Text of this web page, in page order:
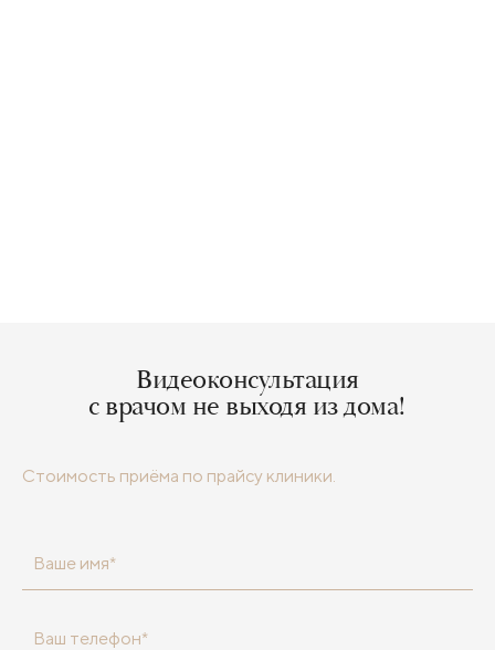
Видеоконсультация
с врачом не выходя из дома!
Стоимость приёма по прайсу клиники.
Ваше имя*
Ваш телефон*